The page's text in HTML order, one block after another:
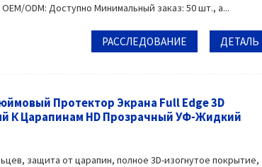
ODM: Доступно Минимальный заказ: 50 шт., а...
РАССЛЕДОВАНИЕ ДЕТАЛЬ
Протектор Экрана Full Edge 3D
К Царапинам HD Прозрачный УФ-Жидкий
защита от царапин, полное 3D-изогнутое покрытие,